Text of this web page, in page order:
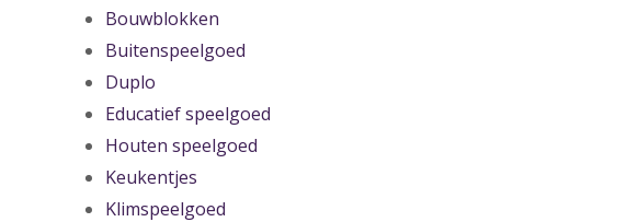
Bouwblokken
Buitenspeelgoed
Duplo
Educatief speelgoed
Houten speelgoed
Keukentjes
Klimspeelgoed